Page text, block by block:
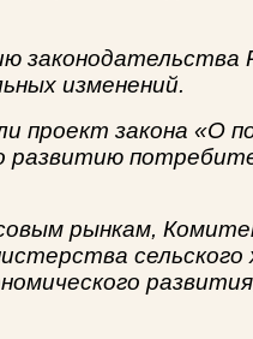
изменений.
проект закона «О
рынкам,
сельского